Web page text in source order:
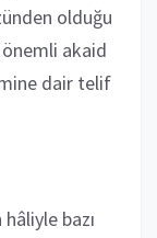
olduğu
önemli akaid
dair telif
bazı